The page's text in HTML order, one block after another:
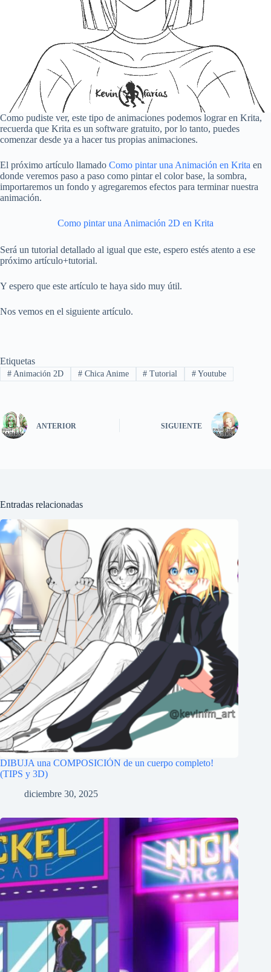
Como pudiste ver, este tipo de animaciones podemos lograr en Krita,
recuerda que Krita es un software gratuito, por lo tanto, puedes
comenzar desde ya a hacer tus propias animaciones.
El próximo artículo llamado Como pintar una Animación en Krita en
donde veremos paso a paso como pintar el color base, la sombra,
importaremos un fondo y agregaremos efectos para terminar nuestra
animación.
Como pintar una Animación 2D en Krita
Será un tutorial detallado al igual que este, espero estés atento a ese
próximo artículo+tutorial.
Y espero que este artículo te haya sido muy útil.
Nos vemos en el siguiente artículo.
Etiquetas
#Animación 2D #Chica Anime # Tutorial # Youtube
ANTERIOR SIGUIENTE
Entradas relacionadas
DIBUJA una COMPOSICIÓN de un cuerpo completo!
(TIPS y 3D)
diciembre 30, 2025